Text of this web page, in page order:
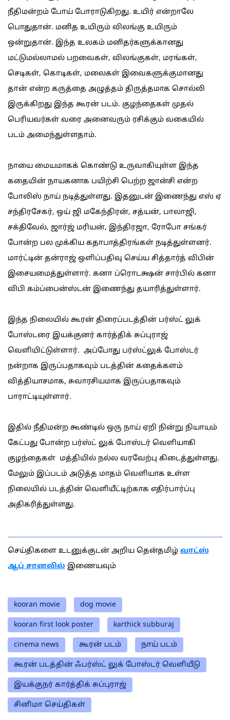
நீதிமன்றம் போய் போராடுகிறது. உயிர் என்றாலே
பொதுதான். மனித உயிரும் விலங்கு உயிரும்
ஒன்றுதான். இந்த உலகம் மனிதர்களுக்கானது
மட்டுமல்லாமல் பறவைகள், விலங்குகள், மரங்கள்,
செடிகள், கொடிகள், மலைகள் இவைகளுக்குமானது
தான் என்ற கருத்தை அழுத்தம் திருத்தமாக சொல்லி
இருக்கிறது இந்த கூரன் படம். குழந்தைகள் முதல்
பெரியவர்கள் வரை அனைவரும் ரசிக்கும் வகையில்
படம் அமைந்துள்ளதாம்.
நாயை மையமாகக் கொண்டு உருவாகியுள்ள இந்த
கதையின் நாயகனாக பயிற்சி பெற்ற ஜான்சி என்ற
போலிஸ் நாய் நடித்துள்ளது. இதனுடன் இணைந்து எஸ் ஏ
சந்திரசேகர், ஒய் ஜி மகேந்திரன், சத்யன், பாலாஜி,
சக்திவேல், ஜார்ஜ் மரியன், இந்திரஜா, ரோபோ சங்கர்
போன்ற பல முக்கிய கதாபாத்திரங்கள் நடித்துள்ளனர்.
மார்ட்டின் தன்ராஜ் ஒளிப்பதிவு செய்ய சித்தார்த் விபின்
இசையமைத்துள்ளார். கனா ப்ரொடக்ஷன் சார்பில் கனா
விபி கம்ப்பைன்ஸ்டன் இணைந்து தயாரித்துள்ளார்.
இந்த நிலையில் கூரன் திரைப்படத்தின் பர்ஸ்ட் லுக்
போஸ்டரை இயக்குனர் கார்த்திக் சுப்புராஜ்
வெளியிட்டுள்ளார். அப்போது பர்ஸ்ட்லுக் போஸ்டர்
நன்றாக இருப்பதாகவும் படத்தின் கதைக்களம்
வித்தியாசமாக, சுவாரசியமாக இருப்பதாகவும்
பாராட்டியுள்ளார்.
இதில் நீதிமன்ற கூண்டில் ஒரு நாய் ஏறி நின்று நியாயம்
கேட்பது போன்ற பர்ஸ்ட் லுக் போஸ்டர் வெளியாகி
குழந்தைகள் மத்தியில் நல்ல வரவேற்பு கிடைத்துள்ளது.
மேலும் இப்படம் அடுத்த மாதம் வெளியாக உள்ள
நிலையில் படத்தின் வெளியீட்டிற்காக எதிர்பார்ப்பு
அதிகரித்துள்ளது.
செய்திகளை உடனுக்குடன் அறிய தென்தமிழ் வாட்ஸ்
ஆப் சானலில் இணையவும்
kooran movie dog movie
kooran first look poster karthick subburaj
cinema news கூரன் படம் நாய் படம்
கூரன் படத்தின் ஃபர்ஸ்ட் லுக் போஸ்டர் வெளியீடு
இயக்குநர் கார்த்திக் சுப்புராஜ்
சினிமா செய்திகள்